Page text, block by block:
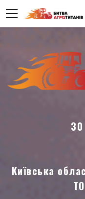
Київська